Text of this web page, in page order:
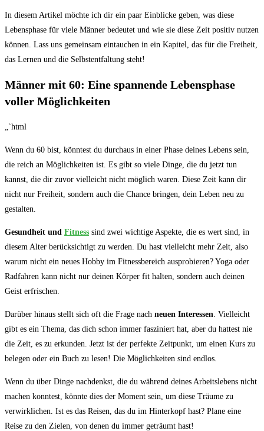
In diesem Artikel möchte ‌ich dir ein paar Einblicke geben, was diese
Lebensphase⁢ für viele Männer bedeutet‌ und wie​ sie diese Zeit positiv nutzen
können. Lass ⁢uns gemeinsam eintauchen in⁢ ein Kapitel, das für die Freiheit,
das Lernen und die⁢ Selbstentfaltung steht!
Männer ⁢mit 60: Eine⁢ spannende Lebensphase
voller Möglichkeiten
„`html
Wenn du 60 bist, könntest du durchaus in einer Phase deines Lebens sein,
die reich an ‍Möglichkeiten‌ ist. Es ⁤gibt so⁢ viele Dinge, ⁤die du jetzt ⁣tun‌
kannst, die dir zuvor vielleicht nicht möglich waren. Diese Zeit kann dir
nicht nur ‍Freiheit, sondern auch die Chance bringen, dein Leben⁢ neu ⁤zu
gestalten.
Gesundheit ‍und Fitness sind zwei⁣ wichtige Aspekte, die es wert sind, in
diesem Alter berücksichtigt zu werden. Du hast vielleicht ​mehr Zeit, also
warum nicht‍ ein neues Hobby im Fitnessbereich ‌ausprobieren?‌ Yoga oder
Radfahren kann nicht nur deinen ‍Körper ⁤fit halten, sondern ⁤auch deinen
Geist erfrischen.
Darüber hinaus ‌stellt sich oft‍ die Frage nach neuen Interessen. ‍Vielleicht
gibt es ein⁣ Thema, das dich schon immer fasziniert hat, aber‌ du hattest nie
die Zeit, es zu⁤ erkunden. Jetzt⁣ ist ⁢der perfekte Zeitpunkt, um ⁤einen Kurs zu
belegen‍ oder ein Buch zu lesen! Die Möglichkeiten sind endlos.
Wenn ‌du über Dinge nachdenkst, die‍ du während deines Arbeitslebens ​nicht
machen konntest, könnte dies der Moment sein,​ um diese Träume zu
verwirklichen. Ist es das ⁤Reisen, das du im Hinterkopf hast? Plane eine
Reise zu den Zielen, ⁣von denen du immer geträumt hast!